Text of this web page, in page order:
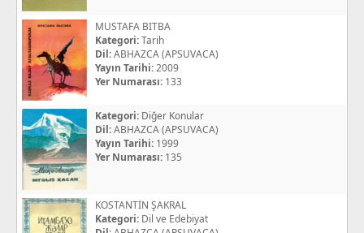
MUSTAFA BITBA
Kategori:Tarih
Dil:ABHAZCA (APSUVACA)
Yayın Tarihi:2009
Yer Numarası: 133
Kategori: Diğer Konular
Dil:ABHAZCA (APSUVACA)
Yayın Tarihi: 1999
Yer Numarası: 135
KOSTANTİN ŞAKRAL
Kategori: Dil ve Edebiyat